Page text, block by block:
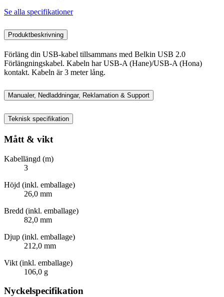
Se alla specifikationer
Produktbeskrivning
Förläng din USB-kabel tillsammans med Belkin USB 2.0
Förlängningskabel. Kabeln har USB-A (Hane)/USB-A (Hona)
kontakt. Kabeln är 3 meter lång.
Manualer, Nedladdningar, Reklamation & Support
Teknisk specifikation
Mått & vikt
Kabellängd (m)
3
Höjd (inkl. emballage)
26,0 mm
Bredd (inkl. emballage)
82,0 mm
Djup (inkl. emballage)
212,0 mm
Vikt (inkl. emballage)
106,0 g
Nyckelspecifikation